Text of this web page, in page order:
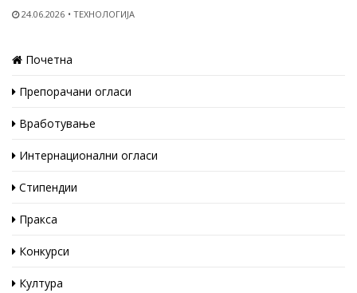
24.06.2026 ТЕХНОЛОГИЈА
Почетна
Препорачани огласи
Вработување
Интернационални огласи
Стипендии
Пракса
Конкурси
Култура